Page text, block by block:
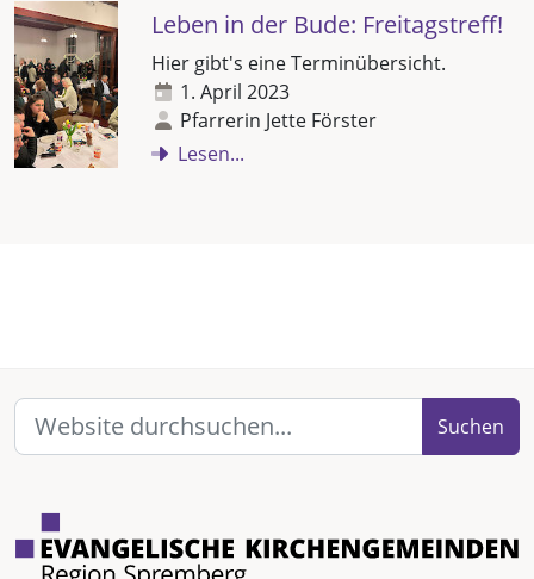
Leben in der Bude: Freitagstreff!
Hier gibt's eine Terminübersicht.
1. April 2023
Pfarrerin Jette Förster
Lesen...
Suchen